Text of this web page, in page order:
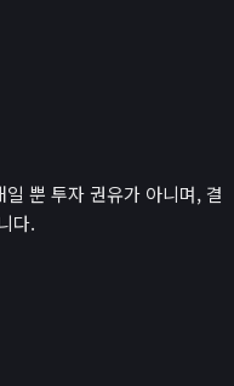
뿐 투자 권유가 아니며, 결
다.